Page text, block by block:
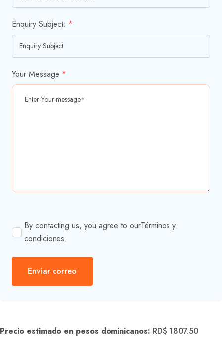
Enquiry Subject: *
Your Message *
By contacting us, you agree to ourTérminos y
condiciones.
Enviar correo
Precio estimado en pesos dominicanos: RD$ 1807.50